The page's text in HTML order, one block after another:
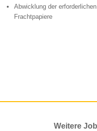
Abwicklung der erforderlichen
Frachtpapiere
Weitere